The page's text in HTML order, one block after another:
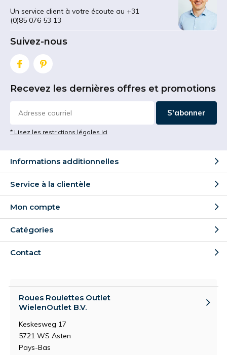
Un service client à votre écoute au +31
(0)85 076 53 13
Suivez-nous
Recevez les dernières offres et promotions
S'abonner
* Lisez les restrictions légales ici
Informations additionnelles
Service à la clientèle
Mon compte
Catégories
Contact
Roues Roulettes Outlet
WielenOutlet B.V.
Keskesweg 17
5721 WS Asten
Pays-Bas